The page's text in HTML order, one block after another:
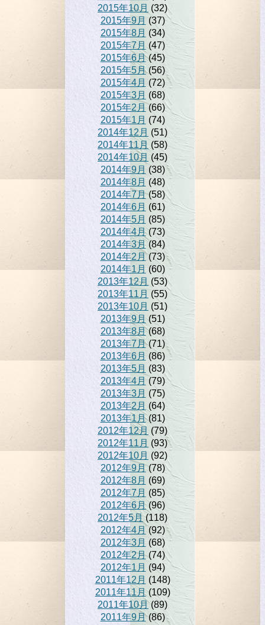
2015年10月 (32)
2015年9月 (37)
2015年8月 (34)
2015年7月 (47)
2015年6月(45)
2015年5月(56)
2015年4月 (72)
2015年3月 (68)
2015年2月 (66)
2015年1月 (74)
2014年12月 (51)
2014年11月 (58)
2014年10月 (45)
2014年9月 (38)
2014年8月(48)
2014年7月(58)
2014年6月 (61)
2014年5月 (85)
2014年4月(73)
2014年3月(84)
2014年2月(73)
2014年1月(60)
2013年12月 (53)
2013年11月 (55)
2013年10月 (51)
2013年9月 (51)
2013年8月(68)
2013年7月(71)
2013年6月 (86)
2013年5月 (83)
2013年4月 (79)
2013年3月 (75)
2013年2月 (64)
2013年1月(81)
2012年12月 (79)
2012年11月 (93)
2012年10月 (92)
2012年9月(78)
2012年8月 (69)
2012年7月 (85)
2012年6月(96)
2012年5月(118)
2012年4月 (92)
2012年3月(68)
2012年2月(74)
2012年1月 (94)
2011年12月 (148)
2011年11月(109)
2011年10月(89)
2011年9月(86)